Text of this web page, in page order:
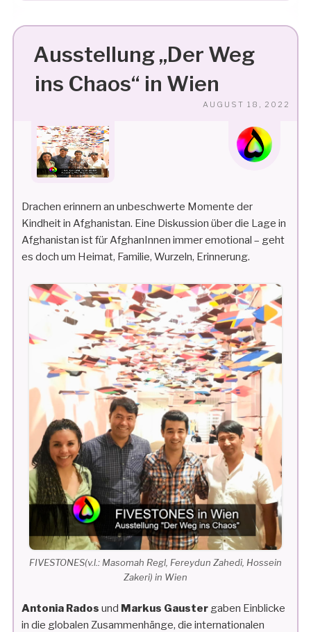
Ausstellung „Der Weg
ins Chaos“ in Wien
AUGUST 18, 2022
Drachen erinnern an unbeschwerte Momente der
Kindheit in Afghanistan. Eine Diskussion über die Lage in
Afghanistan ist für AfghanInnen immer emotional – geht
es doch um Heimat, Familie, Wurzeln, Erinnerung.
FIVESTONES(v.l.: Masomah Regl, Fereydun Zahedi, Hossein
Zakeri) in Wien
Antonia Rados und Markus Gaustergaben Einblicke
in die globalen Zusammenhänge, die internationalen